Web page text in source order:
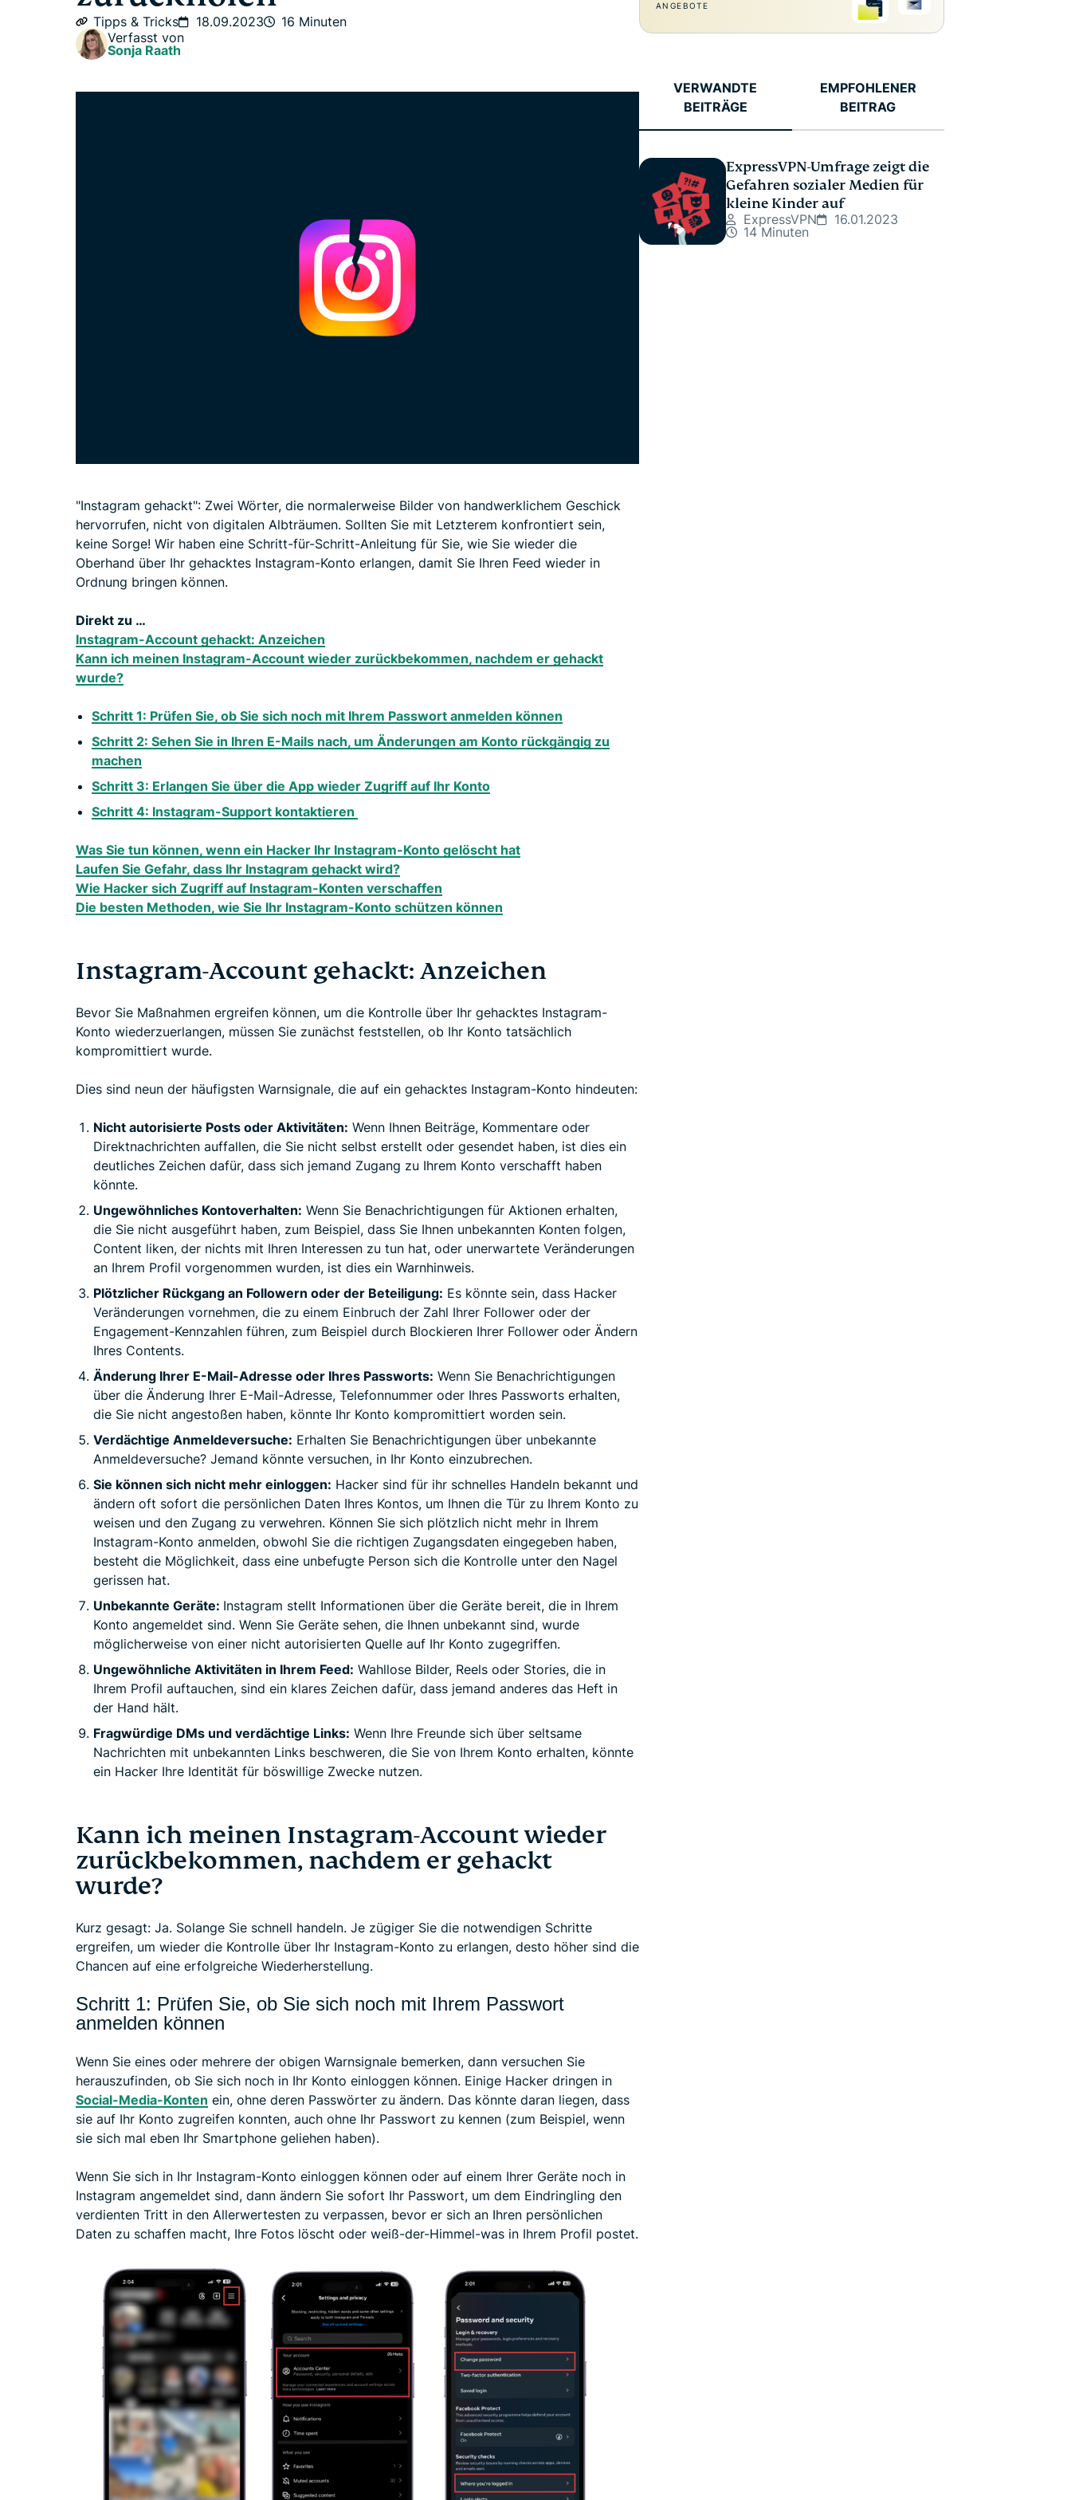
Tipps & Tricks 18.09.2023
16 Minuten
Verfasst von
Sonja Raath
"Instagram gehackt": Zwei Wörter, die normalerweise Bilder von handwerklichem Geschick
hervorrufen, nicht von digitalen Albträumen. Sollten Sie mit Letzterem konfrontiert sein,
keine Sorge! Wir haben eine Schritt-für-Schritt-Anleitung für Sie, wie Sie wieder die
Oberhand über Ihr gehacktes Instagram-Konto erlangen, damit Sie Ihren Feed wieder in
Ordnung bringen können.
Direkt zu …
Instagram-Account gehackt: Anzeichen
Kann ich meinen Instagram-Account wieder zurückbekommen, nachdem er gehackt
wurde?
Schritt 1: Prüfen Sie, ob Sie sich noch mit Ihrem Passwort anmelden können
Schritt 2: Sehen Sie in Ihren E-Mails nach, um Änderungen am Konto rückgängig zu
machen
Schritt 3: Erlangen Sie über die App wieder Zugriff auf Ihr Konto
Schritt 4: Instagram-Support kontaktieren
Was Sie tun können, wenn ein Hacker Ihr Instagram-Konto gelöscht hat
Laufen Sie Gefahr, dass Ihr Instagram gehackt wird?
Wie Hacker sich Zugriff auf Instagram-Konten verschaffen
Die besten Methoden, wie Sie Ihr Instagram-Konto schützen können
Instagram-Account gehackt: Anzeichen
Bevor Sie Maßnahmen ergreifen können, um die Kontrolle über Ihr gehacktes Instagram-
Konto wiederzuerlangen, müssen Sie zunächst feststellen, ob Ihr Konto tatsächlich
kompromittiert wurde.
Dies sind neun der häufigsten Warnsignale, die auf ein gehacktes Instagram-Konto hindeuten:
Nicht autorisierte Posts oder Aktivitäten: Wenn Ihnen Beiträge, Kommentare oder
Direktnachrichten auffallen, die Sie nicht selbst erstellt oder gesendet haben, ist dies ein
deutliches Zeichen dafür, dass sich jemand Zugang zu Ihrem Konto verschafft haben
könnte.
Ungewöhnliches Kontoverhalten: Wenn Sie Benachrichtigungen für Aktionen erhalten,
die Sie nicht ausgeführt haben, zum Beispiel, dass Sie Ihnen unbekannten Konten folgen,
Content liken, der nichts mit Ihren Interessen zu tun hat, oder unerwartete Veränderungen
an Ihrem Profil vorgenommen wurden, ist dies ein Warnhinweis.
Plötzlicher Rückgang an Followern oder der Beteiligung: Es könnte sein, dass Hacker
Veränderungen vornehmen, die zu einem Einbruch der Zahl Ihrer Follower oder der
Engagement-Kennzahlen führen, zum Beispiel durch Blockieren Ihrer Follower oder Ändern
Ihres Contents.
Änderung Ihrer E-Mail-Adresse oder Ihres Passworts: Wenn Sie Benachrichtigungen
über die Änderung Ihrer E-Mail-Adresse, Telefonnummer oder Ihres Passworts erhalten,
die Sie nicht angestoßen haben, könnte Ihr Konto kompromittiert worden sein.
Verdächtige Anmeldeversuche: Erhalten Sie Benachrichtigungen über unbekannte
Anmeldeversuche? Jemand könnte versuchen, in Ihr Konto einzubrechen.
Sie können sich nicht mehr einloggen: Hacker sind für ihr schnelles Handeln bekannt und
ändern oft sofort die persönlichen Daten Ihres Kontos, um Ihnen die Tür zu Ihrem Konto zu
weisen und den Zugang zu verwehren. Können Sie sich plötzlich nicht mehr in Ihrem
Instagram-Konto anmelden, obwohl Sie die richtigen Zugangsdaten eingegeben haben,
besteht die Möglichkeit, dass eine unbefugte Person sich die Kontrolle unter den Nagel
gerissen hat.
Unbekannte Geräte: Instagram stellt Informationen über die Geräte bereit, die in Ihrem
Konto angemeldet sind. Wenn Sie Geräte sehen, die Ihnen unbekannt sind, wurde
möglicherweise von einer nicht autorisierten Quelle auf Ihr Konto zugegriffen.
Ungewöhnliche Aktivitäten in Ihrem Feed: Wahllose Bilder, Reels oder Stories, die in
Ihrem Profil auftauchen, sind ein klares Zeichen dafür, dass jemand anderes das Heft in
der Hand hält.
Fragwürdige DMs und verdächtige Links: Wenn Ihre Freunde sich über seltsame
Nachrichten mit unbekannten Links beschweren, die Sie von Ihrem Konto erhalten, könnte
ein Hacker Ihre Identität für böswillige Zwecke nutzen.
Kann ich meinen Instagram-Account wieder
zurückbekommen, nachdem er gehackt
wurde?
Kurz gesagt: Ja. Solange Sie schnell handeln. Je zügiger Sie die notwendigen Schritte
ergreifen, um wieder die Kontrolle über Ihr Instagram-Konto zu erlangen, desto höher sind die
Chancen auf eine erfolgreiche Wiederherstellung.
Schritt 1: Prüfen Sie, ob Sie sich noch mit Ihrem Passwort
anmelden können
Wenn Sie eines oder mehrere der obigen Warnsignale bemerken, dann versuchen Sie
herauszufinden, ob Sie sich noch in Ihr Konto einloggen können. Einige Hacker dringen in
Social-Media-Konten ein, ohne deren Passwörter zu ändern. Das könnte daran liegen, dass
sie auf Ihr Konto zugreifen konnten, auch ohne Ihr Passwort zu kennen (zum Beispiel, wenn
sie sich mal eben Ihr Smartphone geliehen haben).
Wenn Sie sich in Ihr Instagram-Konto einloggen können oder auf einem Ihrer Geräte noch in
Instagram angemeldet sind, dann ändern Sie sofort Ihr Passwort, um dem Eindringling den
verdienten Tritt in den Allerwertesten zu verpassen, bevor er sich an Ihren persönlichen
Daten zu schaffen macht, Ihre Fotos löscht oder weiß-der-Himmel-was in Ihrem Profil postet.
ANGEBOTE
VERWANDTE
BEITRÄGE
EMPFOHLENER
BEITRAG
ExpressVPN-Umfrage zeigt die
Gefahren sozialer Medien für
kleine Kinder auf
ExpressVPN
16.01.2023
14 Minuten